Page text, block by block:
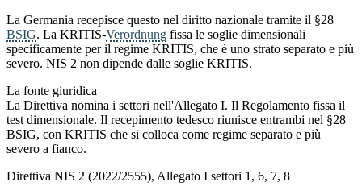
La Germania recepisce questo nel diritto nazionale tramite il §28
BSIG. La KRITIS-Verordnung fissa le soglie dimensionali
specificamente per il regime KRITIS, che è uno strato separato e più
severo. NIS 2 non dipende dalle soglie KRITIS.
La fonte giuridica
La Direttiva nomina i settori nell'Allegato I. Il Regolamento fissa il
test dimensionale. Il recepimento tedesco riunisce entrambi nel §28
BSIG, con KRITIS che si colloca come regime separato e più
severo a fianco.
Direttiva NIS 2 (2022/2555), Allegato I settori 1, 6, 7, 8